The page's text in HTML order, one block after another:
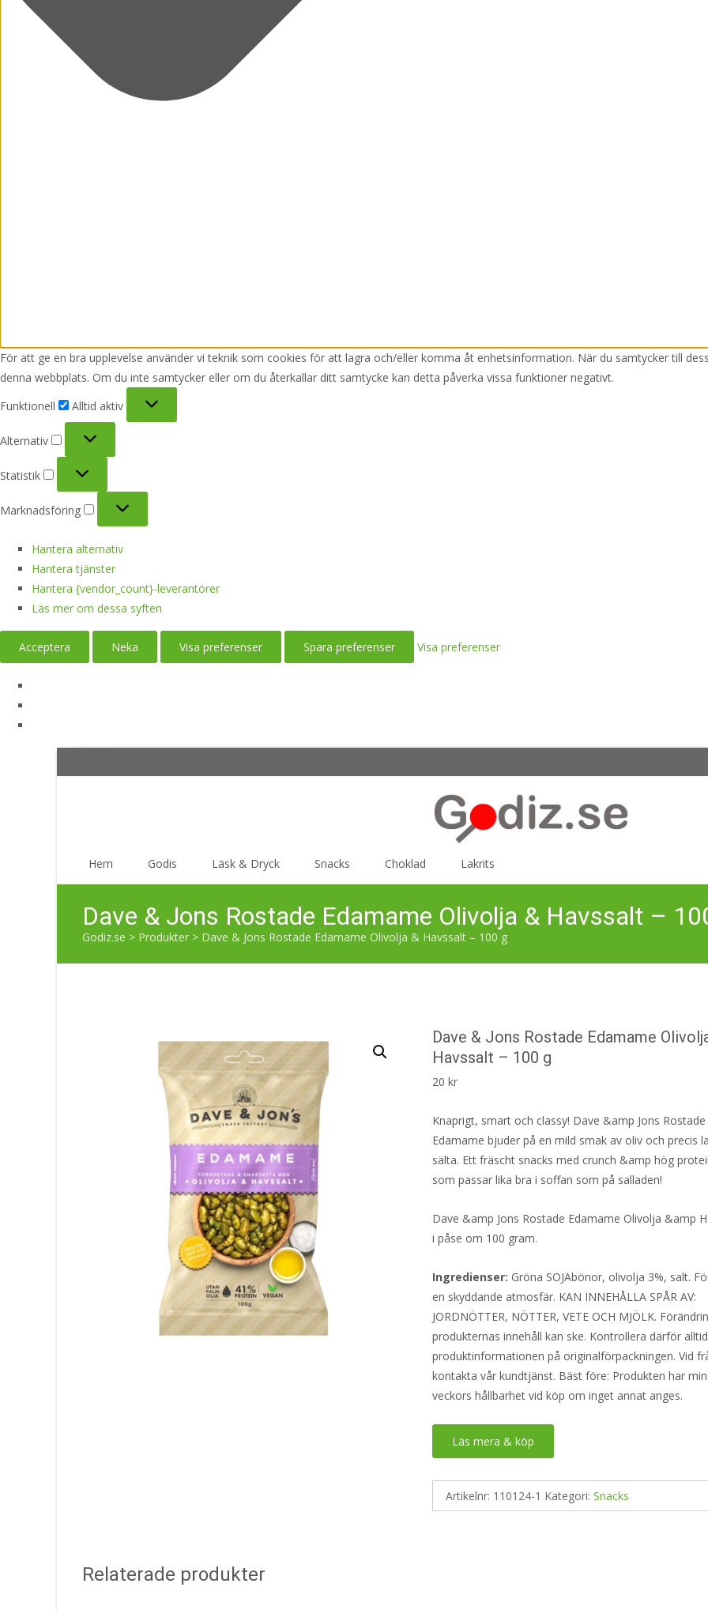
För att ge en bra upplevelse använder vi teknik som cookies för att lagra och/eller komma åt enhetsinformation. När du samtycker till
denna webbplats. Om du inte samtycker eller om du återkallar ditt samtycke kan detta påverka vissa funktioner negativt.
Funktionell
Alltid aktiv
Alternativ
Alternativ
Statistik
Statistik
Marknadsföring
Marknadsföring
Hantera alternativ
Hantera tjänster
Hantera {vendor_count}-leverantörer
Läs mer om dessa syften
Acceptera Neka Visa preferenser Spara preferenser Visa preferenser
Hem Godis Läsk & Dryck Snacks Choklad Lakrits
Dave & Jons Rostade Edamame Olivolja & Havssalt –
Godiz.se > Produkter > Dave & Jons Rostade Edamame Olivolja & Havssalt – 100 g
Dave & Jons Rostade Edamame
Havssalt – 100 g
20kr
Knaprigt, smart och classy! Dave &amp Jons Rostade
Edamame bjuder på en mild smak av oliv och precis
sälta. Ett fräscht snacks med crunch &amp hög
som passar lika bra i soffan som på salladen!
Dave &amp Jons Rostade Edamame Olivolja &amp
i påse om 100 gram.
Ingredienser: Gröna SOJAbönor, olivolja 3%, salt.
en skyddande atmosfär. KAN INNEHÅLLA SPÅR AV:
JORDNÖTTER, NÖTTER, VETE OCH MJÖLK.
produkternas innehåll kan ske. Kontrollera därför alltid
produktinformationen på originalförpackningen. Vid
kontakta vår kundtjänst. Bäst före: Produkten har
veckors hållbarhet vid köp om inget annat anges.
Läs mera & köp
Artikelnr: 110124-1 Kategori:Snacks
Relaterade produkter